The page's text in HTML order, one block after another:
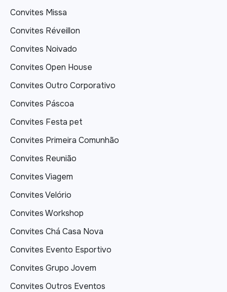
Convites Missa
Convites Réveillon
Convites Noivado
Convites Open House
Convites Outro Corporativo
Convites Páscoa
Convites Festa pet
Convites Primeira Comunhão
Convites Reunião
Convites Viagem
Convites Velório
Convites Workshop
Convites Chá Casa Nova
Convites Evento Esportivo
Convites Grupo Jovem
Convites Outros Eventos